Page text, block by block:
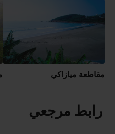
مقاطعة ميازاكي
رابط مرجعي